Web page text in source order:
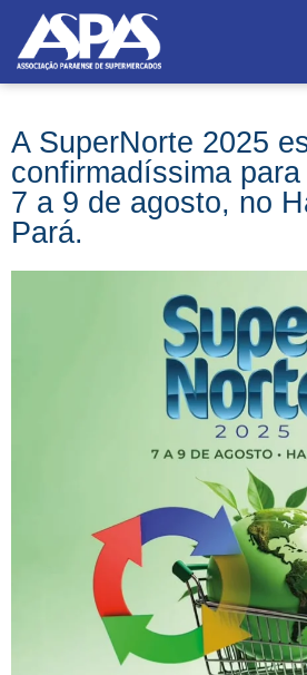
A SuperNorte 2025
confirmadíssima
7 a 9 de agosto, no
Pará.